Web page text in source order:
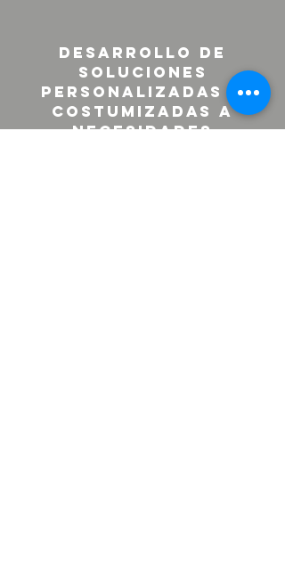
Desarrollo de
soluciones
personalizadas y
costumizadas a
necesidades